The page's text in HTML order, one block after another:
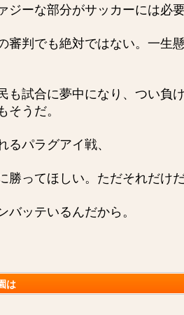
ジーな部分がサッカーには必
審判でも絶対ではない。一生
も試合に夢中になり、つい負
そうだ。
るパラグアイ戦、
勝ってほしい。ただそれだけ
バッテいるんだから。
は